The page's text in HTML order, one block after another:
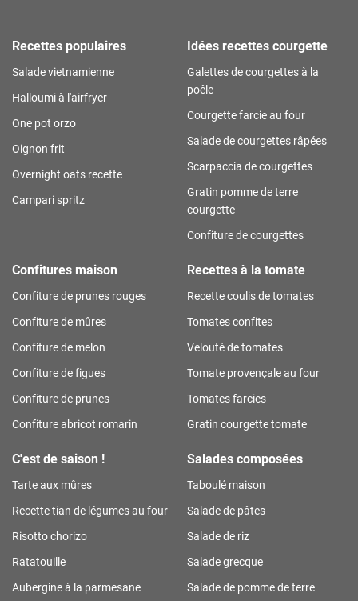
Recettes populaires
Salade vietnamienne
Halloumi à l'airfryer
One pot orzo
Oignon frit
Overnight oats recette
Campari spritz
Idées recettes courgette
Galettes de courgettes à la
poêle
Courgette farcie au four
Salade de courgettes râpées
Scarpaccia de courgettes
Gratin pomme de terre
courgette
Confiture de courgettes
Confitures maison
Confiture de prunes rouges
Confiture de mûres
Confiture de melon
Confiture de figues
Confiture de prunes
Confiture abricot romarin
Recettes à la tomate
Recette coulis de tomates
Tomates confites
Velouté de tomates
Tomate provençale au four
Tomates farcies
Gratin courgette tomate
C'est de saison !
Tarte aux mûres
Recette tian de légumes au four
Risotto chorizo
Ratatouille
Aubergine à la parmesane
Salades composées
Taboulé maison
Salade de pâtes
Salade de riz
Salade grecque
Salade de pomme de terre